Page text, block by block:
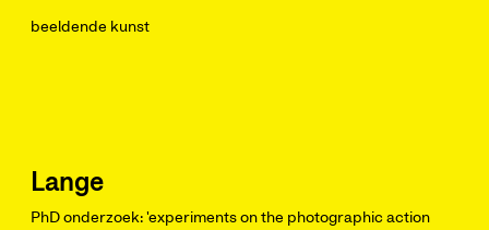
beeldende kunst
Lange
PhD onderzoek: 'experiments on the photographic action